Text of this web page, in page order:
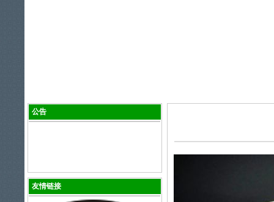
公告
友情链接